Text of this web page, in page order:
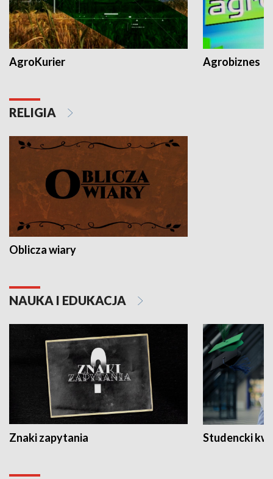
AgroKurier Agrobiznes
RELIGIA
Oblicza wiary
NAUKA I EDUKACJA
Znaki zapytania Studencki